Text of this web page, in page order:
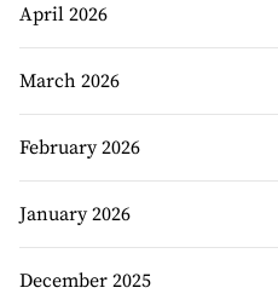
April 2026
March 2026
February 2026
January 2026
December 2025